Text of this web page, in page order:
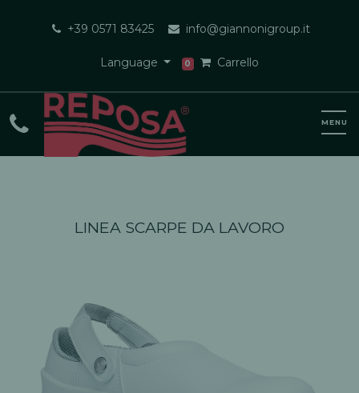
+39 0571 83425 info@giannonigroup.it
Language 0 Carrello
LINEA SCARPE DA LAVORO